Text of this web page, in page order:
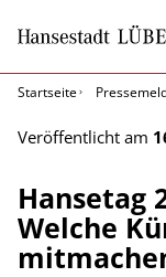
Startseite
Veröffentlicht am
Hansetag
Welche